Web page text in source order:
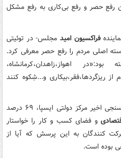
رفع حصر و رفع بی‌کاری به رفع مشکل
فراکسیون امید مجلس- در توئیتی
اصلی مردم را رفع حصر معرفی کرد.
اهواز،زاهدان،کرمانشاه،
از ریزگردها،فقر،بیکاری و...شِکوه کنند
لازم به ذکر است که بر طبق نظرسنجی اخیر مرکز دولتی ایسپا، ۶۹ درصد
و فضای کسب و کار را خواستار
درصد از شرکت کنندگان به این پرسش که آیا از
بوده است.